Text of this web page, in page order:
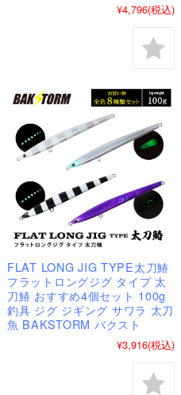
¥4,796(税込)
FLAT LONG JIG TYPE太刀鰆
フラットロングジグ タイプ 太
刀鰆 おすすめ4個セット 100g
釣具 ジグ ジギング サワラ 太刀
魚 BAKSTORM バクスト
¥3,916(税込)